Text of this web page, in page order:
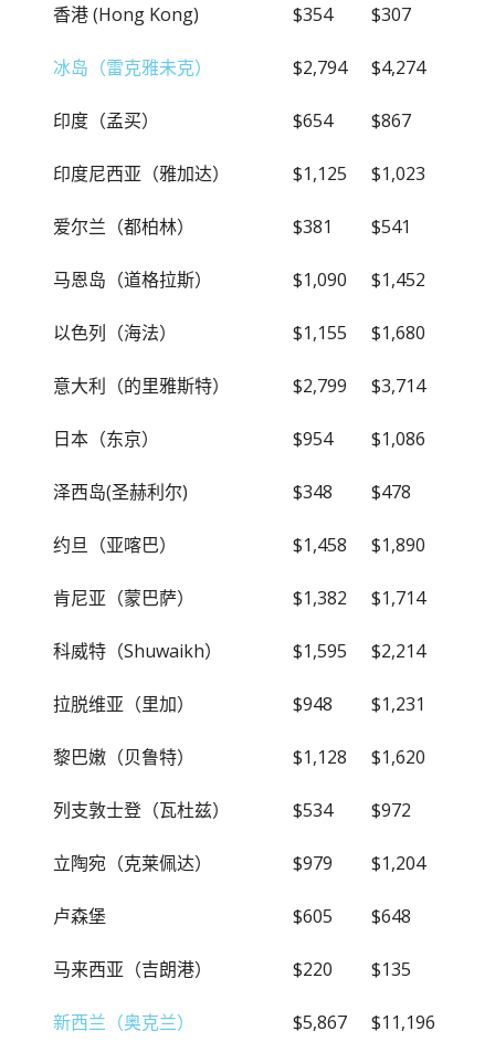
香港 (Hong Kong) $354 $307
冰岛（雷克雅未克） $2,794 $4,274
印度（孟买） $654 $867
印度尼西亚（雅加达） $1,125 $1,023
爱尔兰（都柏林） $381 $541
马恩岛（道格拉斯） $1,090 $1,452
以色列（海法） $1,155 $1,680
意大利（的里雅斯特） $2,799 $3,714
日本（东京） $954 $1,086
泽西岛(圣赫利尔) $348 $478
约旦（亚喀巴） $1,458 $1,890
肯尼亚（蒙巴萨） $1,382 $1,714
科威特（Shuwaikh） $1,595 $2,214
拉脱维亚（里加） $948 $1,231
黎巴嫩（贝鲁特） $1,128 $1,620
列支敦士登（瓦杜兹） $534 $972
立陶宛（克莱佩达） $979 $1,204
卢森堡 $605 $648
马来西亚（吉朗港） $220 $135
新西兰（奥克兰） $5,867 $11,196